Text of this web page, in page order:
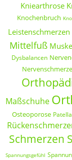
Kniearthrose
Knochenbruch
Leistenschmerzen
Mittelfuß
Dysbalancen
Maßschuhe
Osteoporose Patella
Schmerzen
Spannungsgefühl